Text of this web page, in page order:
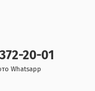
20-01
Whatsapp